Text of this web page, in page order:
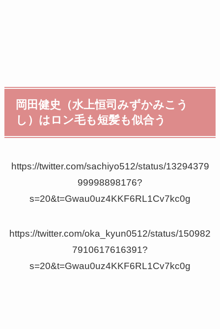
岡田健史（水上恒司みずかみこう
し）はロン毛も短髪も似合う
https://twitter.com/sachiyo512/status/13294379
99998898176?
s=20&t=Gwau0uz4KKF6RL1Cv7kc0g
https://twitter.com/oka_kyun0512/status/150982
7910617616391?
s=20&t=Gwau0uz4KKF6RL1Cv7kc0g